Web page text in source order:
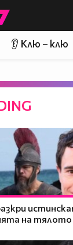
👂 Клю – клю
на тялото